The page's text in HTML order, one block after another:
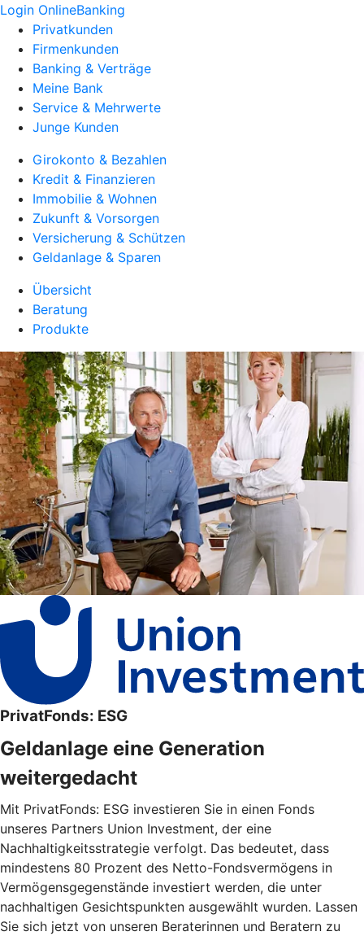
Login OnlineBanking
Privatkunden
Firmenkunden
Banking & Verträge
Meine Bank
Service & Mehrwerte
Junge Kunden
Girokonto & Bezahlen
Kredit & Finanzieren
Immobilie & Wohnen
Zukunft & Vorsorgen
Versicherung & Schützen
Geldanlage & Sparen
Übersicht
Beratung
Produkte
PrivatFonds: ESG
Geldanlage eine Generation
weitergedacht
Mit PrivatFonds: ESG investieren Sie in einen Fonds
unseres Partners Union Investment, der eine
Nachhaltigkeitsstrategie verfolgt. Das bedeutet, dass
mindestens 80 Prozent des Netto-Fondsvermögens in
Vermögensgegenstände investiert werden, die unter
nachhaltigen Gesichtspunkten ausgewählt wurden. Lassen
Sie sich jetzt von unseren Beraterinnen und Beratern zu